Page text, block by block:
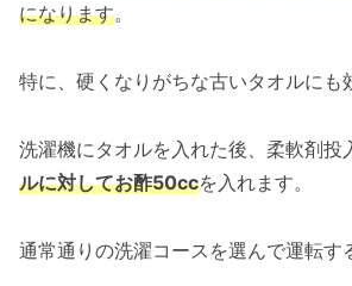
になります。
特に、硬くなりがちな古いタオルにも
洗濯機にタオルを入れた後、柔軟剤投
ルに対してお酢50ccを入れます。
通常通りの洗濯コースを選んで運転す